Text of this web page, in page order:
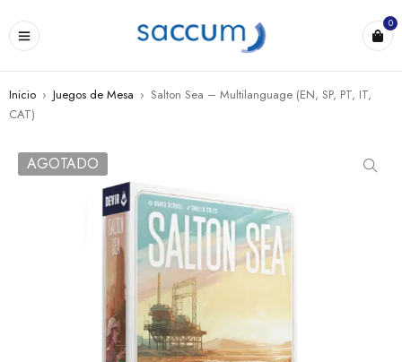
0
Inicio › Juegos de Mesa › Salton Sea – Multilanguage (EN, SP, PT, IT,
CAT)
AGOTADO